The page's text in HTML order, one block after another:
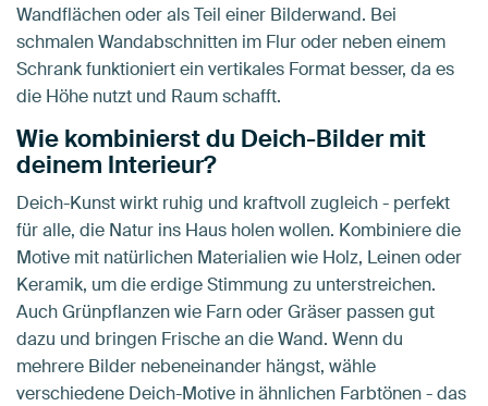
Wandflächen oder als Teil einer Bilderwand. Bei
schmalen Wandabschnitten im Flur oder neben einem
Schrank funktioniert ein vertikales Format besser, da es
die Höhe nutzt und Raum schafft.
Wie kombinierst du Deich-Bilder mit
deinem Interieur?
Deich-Kunst wirkt ruhig und kraftvoll zugleich - perfekt
für alle, die Natur ins Haus holen wollen. Kombiniere die
Motive mit natürlichen Materialien wie Holz, Leinen oder
Keramik, um die erdige Stimmung zu unterstreichen.
Auch Grünpflanzen wie Farn oder Gräser passen gut
dazu und bringen Frische an die Wand. Wenn du
mehrere Bilder nebeneinander hängst, wähle
verschiedene Deich-Motive in ähnlichen Farbtönen - das